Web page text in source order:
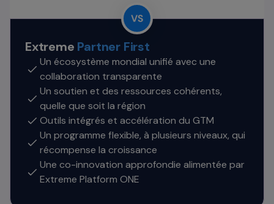
Extreme Partner First
Un écosystème mondial unifié avec une
collaboration transparente
Un soutien et des ressources cohérents,
quelle que soit la région
Outils intégrés et accélération du GTM
Un programme flexible, à plusieurs niveaux, qui
récompense la croissance
Une co-innovation approfondie alimentée par
Extreme Platform ONE